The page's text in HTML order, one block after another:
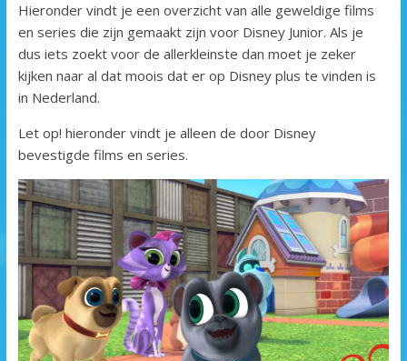
Hieronder vindt je een overzicht van alle geweldige films
en series die zijn gemaakt zijn voor Disney Junior. Als je
dus iets zoekt voor de allerkleinste dan moet je zeker
kijken naar al dat moois dat er op Disney plus te vinden is
in Nederland.
Let op! hieronder vindt je alleen de door Disney
bevestigde films en series.